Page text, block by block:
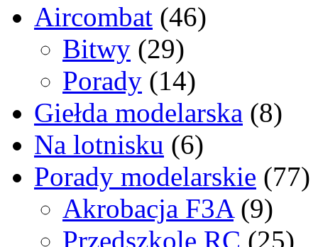
Aircombat (46)
Bitwy (29)
Porady (14)
Giełda modelarska (8)
Na lotnisku (6)
Porady modelarskie (77)
Akrobacja F3A (9)
Przedszkole RC (25)